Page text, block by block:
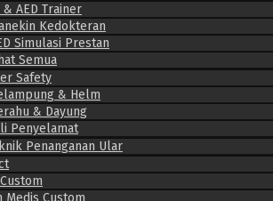
AED Trainer
Kedokteran
Simulasi Prestan
Semua
Safety
& Helm
& Dayung
Penyelamat
Penanganan Ular
Medis Custom